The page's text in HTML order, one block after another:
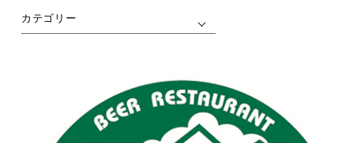
カテゴリー
（4）
オンラインストア
（3）